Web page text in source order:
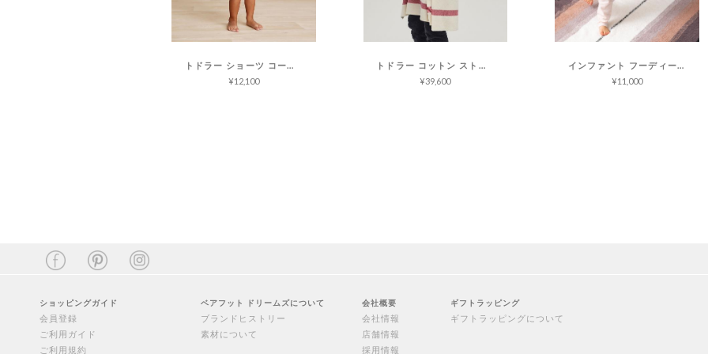
トドラー ショーツ コージーテリー
¥12,100
トドラー コットン ストライプ コージーシックウルトラライト
¥39,600
インファント フーディー コージーシック
¥11,000
ショッピングガイド
会員登録
ご利用ガイド
ご利用規約
ベアフット ドリームズについて
ブランドヒストリー
素材について
会社概要
会社情報
店舗情報
採用情報
ギフトラッピング
ギフトラッピングについて